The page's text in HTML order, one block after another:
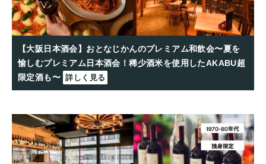
【大阪日本酒会】おとなじかんのプレミアム和飲会〜夏を
愉しむプレミアム日本酒会！稀少酒米を使用したAKABU超
限定酒も〜 詳しく見る